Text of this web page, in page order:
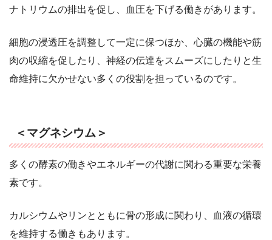
ナトリウムの排出を促し、血圧を下げる働きがあります。
細胞の浸透圧を調整して一定に保つほか、心臓の機能や筋
肉の収縮を促したり、神経の伝達をスムーズにしたりと生
命維持に欠かせない多くの役割を担っているのです。
＜マグネシウム＞
多くの酵素の働きやエネルギーの代謝に関わる重要な栄養
素です。
カルシウムやリンとともに骨の形成に関わり、血液の循環
を維持する働きもあります。